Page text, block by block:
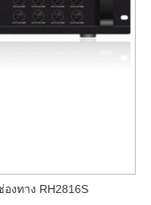
งทาง RH2816S